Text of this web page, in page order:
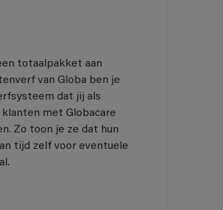
totaalpakket aan
van Globa ben je
dat jij als
met Globacare
Zo toon je ze dat hun
tijd zelf voor eventuele